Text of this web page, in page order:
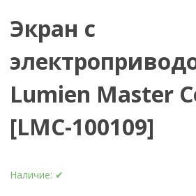
Экран с
Lumien Master
[LMC-100109]
Наличие: ✔